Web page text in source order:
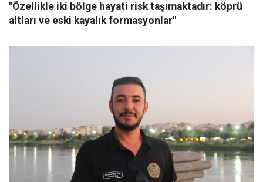
"Özellikle iki bölge hayati risk taşımaktadır: köprü
altları ve eski kayalık formasyonlar"